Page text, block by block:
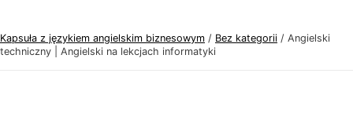
Kapsuła z językiem angielskim biznesowym / Bez kategorii / Angielski
techniczny | Angielski na lekcjach informatyki
ę